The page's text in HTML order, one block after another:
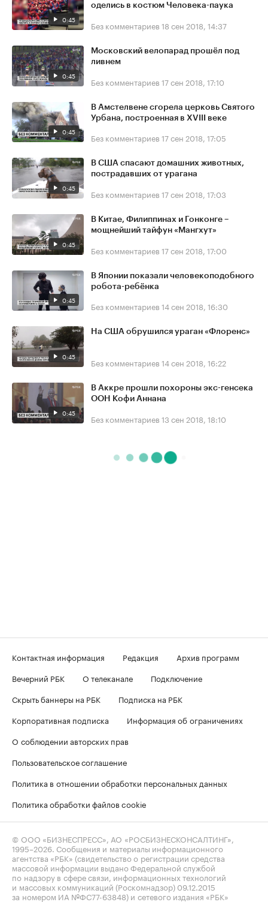
0:45
оделись в костюм Человека-паука
Без комментариев 18 сен 2018, 14:37
0:45
Московский велопарад прошёл под
ливнем
Без комментариев 17 сен 2018, 17:10
0:45
В Амстелвене сгорела церковь Святого
Урбана, построенная в XVIII веке
Без комментариев 17 сен 2018, 17:05
0:45
В США спасают домашних животных,
пострадавших от урагана
Без комментариев 17 сен 2018, 17:03
0:45
В Китае, Филиппинах и Гонконге –
мощнейший тайфун «Мангхут»
Без комментариев 17 сен 2018, 17:00
0:45
В Японии показали человекоподобного
робота-ребёнка
Без комментариев 14 сен 2018, 16:30
0:45
На США обрушился ураган «Флоренс»
Без комментариев 14 сен 2018, 16:22
0:45
В Аккре прошли похороны экс-генсека
ООН Кофи Аннана
Без комментариев 13 сен 2018, 18:10
Контактная информация Редакция
Архив программ
Вечерний РБК
О телеканале
Подключение
Скрыть баннеры на РБК
Подписка на РБК
Корпоративная подписка
Информация об ограничениях
О соблюдении авторских прав
Пользовательское соглашение
Политика в отношении обработки персональных данных
Политика обработки файлов cookie
© ООО «БИЗНЕСПРЕСС», АО «РОСБИЗНЕСКОНСАЛТИНГ»,
1995–2026 . Сообщения и материалы информационного
агентства «РБК» (свидетельство о регистрации средства
массовой информации выдано Федеральной службой
по надзору в сфере связи, информационных технологий
и массовых коммуникаций (Роскомнадзор) 09.12.2015
за номером ИА №ФС77-63848) и сетевого издания «РБК»